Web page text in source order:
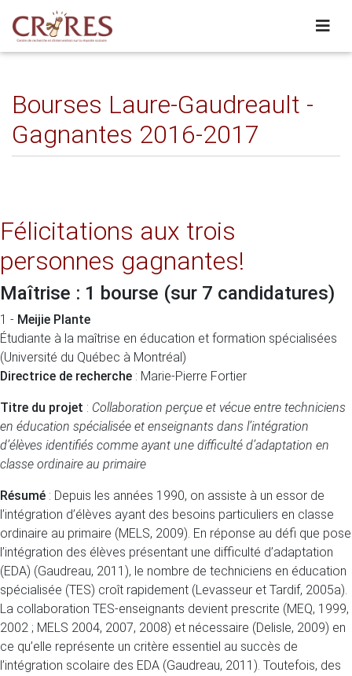
Bourses Laure-Gaudreault -
Gagnantes 2016-2017
Félicitations aux trois
personnes gagnantes!
Maîtrise : 1 bourse (sur 7 candidatures)
1 - Meijie Plante
Étudiante à la maîtrise en éducation et formation spécialisées
(Université du Québec à Montréal)
Directrice de recherche : Marie-Pierre Fortier
Titre du projet : Collaboration perçue et vécue entre techniciens
en éducation spécialisée et enseignants dans l’intégration
d’élèves identifiés comme ayant une difficulté d’adaptation en
classe ordinaire au primaire
Résumé : Depuis les années 1990, on assiste à un essor de
l’intégration d’élèves ayant des besoins particuliers en classe
ordinaire au primaire (MELS, 2009). En réponse au défi que pose
l’intégration des élèves présentant une difficulté d’adaptation
(EDA) (Gaudreau, 2011), le nombre de techniciens en éducation
spécialisée (TES) croît rapidement (Levasseur et Tardif, 2005a).
La collaboration TES-enseignants devient prescrite (MEQ, 1999,
2002 ; MELS 2004, 2007, 2008) et nécessaire (Delisle, 2009) en
ce qu’elle représente un critère essentiel au succès de
l’intégration scolaire des EDA (Gaudreau, 2011). Toutefois, des